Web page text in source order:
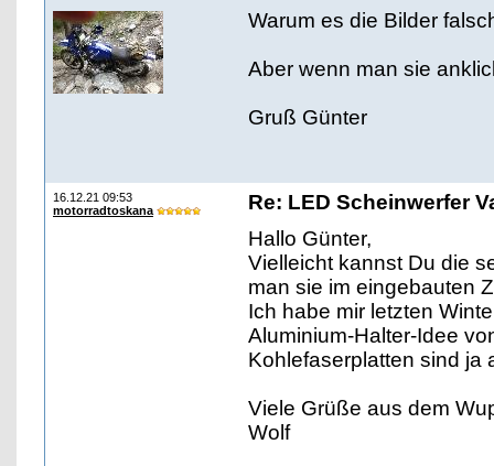
Warum es die Bilder
Aber wenn man sie
Gruß Günter
16.12.21 09:53
motorradtoskana
Re: LED Scheinwerfer
Hallo Günter,
Vielleicht kannst Du die
man sie im eingebauten
Ich habe mir letzten
Aluminium-Halter-Idee
Kohlefaserplatten sind ja
Viele Grüße aus dem
Wolf